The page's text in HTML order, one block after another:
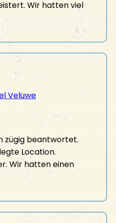
Wir hatten viel
Veluwe
zügig beantwortet.
Location.
Wir hatten einen